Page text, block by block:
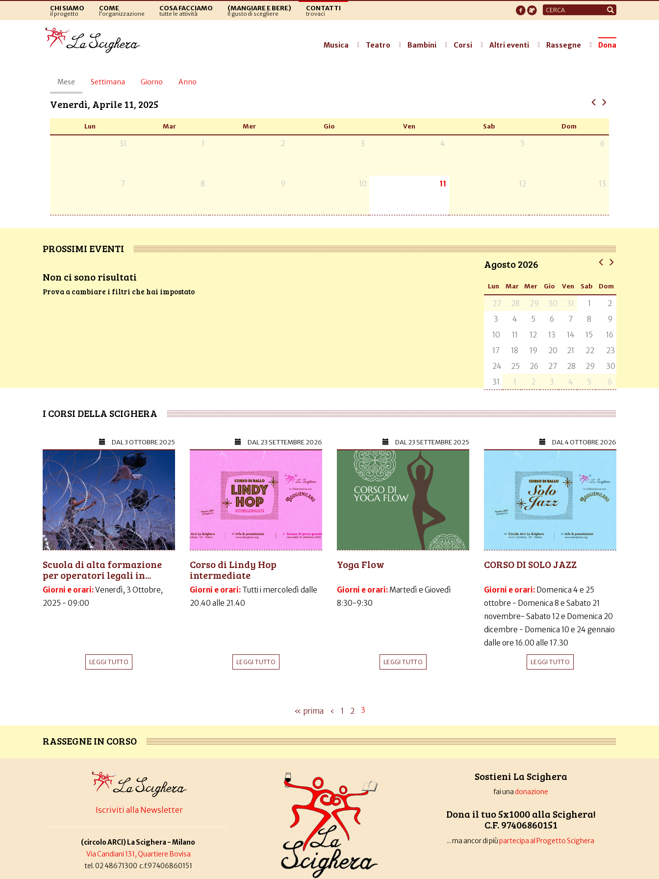
CHI SIAMO
il progetto
COME
l'organizzazione
COSA FACCIAMO
tutte le attività
(MANGIARE E BERE)
Il gusto di scegliere
CONTATTI
trovaci
Form
di
Musica Teatro Bambini Corsi Altri eventi Rassegne Dona
Schede
primarie
Mese (scheda
attiva)
Settimana Giorno Anno
Venerdì, Aprile 11, 2025
Lun Mar Mer Gio Ven Sab Dom
31 1 2 3 4 5 6
7 8 9 10 11 12 13
PROSSIMI EVENTI
Non ci sono risultati
Prova a cambiare i filtri che hai impostato
Agosto 2026
Lun Mar Mer Gio Ven Sab Dom
27 28 29 30 31 1
2
3
4 5 6 7 8
9
10
11 12 13 14 15
16
17
18 19 20 21 22
23
24
25 26 27 28 29
30
31
1 2 3 4 5 6
I CORSI DELLA SCIGHERA
DAL3 OTTOBRE 2025
Scuola di alta formazione
per operatori legali in...
Giorni e orari:Venerdì, 3 Ottobre,
2025 - 09:00
LEGGI TUTTO
DAL23 SETTEMBRE 2026
Corso di Lindy Hop
intermediate
Giorni e orari: Tutti i mercoledì dalle
20.40 alle 21.40
LEGGI TUTTO
DAL23 SETTEMBRE 2025
Yoga Flow
Giorni e orari: Martedì e Giovedì
8:30-9:30
LEGGI TUTTO
DAL4 OTTOBRE 2026
CORSO DI SOLO JAZZ
Giorni e orari: Domenica 4 e 25
ottobre - Domenica 8 e Sabato 21
novembre- Sabato 12 e Domenica 20
dicembre - Domenica 10 e 24 gennaio
dalle ore 16.00 alle 17.30
LEGGI TUTTO
« prima ‹ 1 2 3
RASSEGNE IN CORSO
Iscriviti alla Newsletter
(circolo ARCI) La Scighera - Milano
Via Candiani 131, Quartiere Bovisa
tel. 02 48671300 c.f.97406860151
Sostieni La Scighera
fai unadonazione
Dona il tuo 5x1000 alla Scighera!
C.F. 97406860151
... ma ancor di piùpartecipa al Progetto Scighera